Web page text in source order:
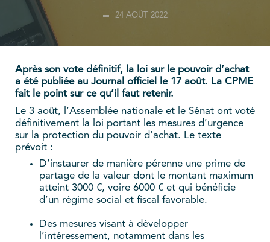
24 AOÛT 2022
Après son vote définitif, la loi sur le pouvoir d’achat
a été publiée au Journal officiel le 17 août. La CPME
fait le point sur ce qu’il faut retenir.
Le 3 août, l’Assemblée nationale et le Sénat ont voté
définitivement la loi portant les mesures d’urgence
sur la protection du pouvoir d’achat. Le texte
prévoit :
D’instaurer de manière pérenne une prime de
partage de la valeur dont le montant maximum
atteint 3000 €, voire 6000 € et qui bénéficie
d’un régime social et fiscal favorable.
Des mesures visant à développer
l’intéressement, notamment dans les